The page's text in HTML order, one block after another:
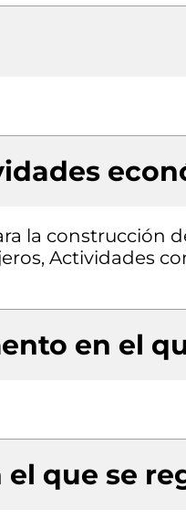
la construcción
Actividades
en el
que se